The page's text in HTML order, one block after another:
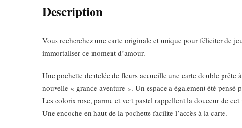
Description
Vous recherchez une carte originale et unique pour féliciter de
immortaliser ce moment d’amour.
Une pochette dentelée de fleurs accueille une carte double
nouvelle « grande aventure ». Un espace a également été
Les coloris rose, parme et vert pastel rappellent la douceur de
Une encoche en haut de la pochette facilite l’accès à la carte.